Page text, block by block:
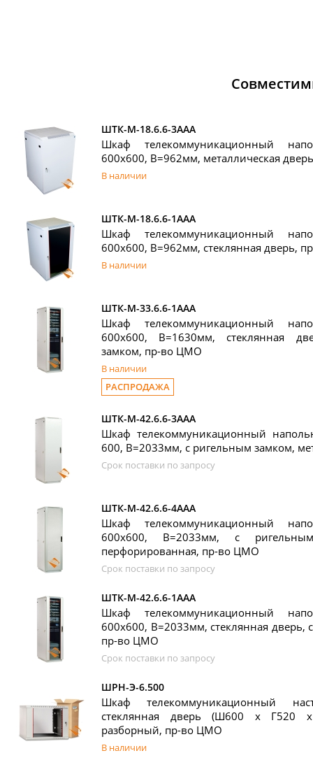
ШТК-М-18.6.6-3ААА
Шкаф телекоммуникационный
600x600, В=962мм, металлическая
В наличии
ШТК-М-18.6.6-1ААА
Шкаф телекоммуникационный
600x600, В=962мм, стеклянная дверь,
В наличии
ШТК-М-33.6.6-1ААА
Шкаф телекоммуникационный
600x600, В=1630мм, стеклянная
замком, пр-во ЦМО
В наличии
РАСПРОДАЖА
ШТК-М-42.6.6-3ААА
Шкаф телекоммуникационный
600, В=2033мм, с ригельным замком,
Срок поставки по запросу
ШТК-М-42.6.6-4ААА
Шкаф телекоммуникационный
600x600, В=2033мм, с
перфорированная, пр-во ЦМО
Срок поставки по запросу
ШТК-М-42.6.6-1ААА
Шкаф телекоммуникационный
600x600, В=2033мм, стеклянная дверь,
пр-во ЦМО
Срок поставки по запросу
ШРН-Э-6.500
Шкаф телекоммуникационный
стеклянная дверь (Ш600 х Г520
разборный, пр-во ЦМО
В наличии